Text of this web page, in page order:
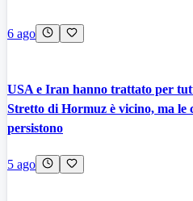
6 ago
USA e Iran hanno trattato per
Stretto di Hormuz è vicino, ma le
persistono
5 ago